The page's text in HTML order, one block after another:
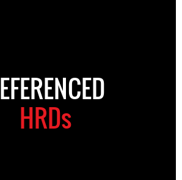
HRDs